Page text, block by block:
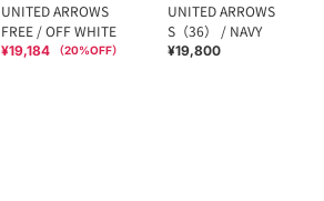
UNITED ARROWS
FREE / OFF WHITE
¥19,184 （20%OFF）
UNITED ARROWS
S（36） / NAVY
¥19,800